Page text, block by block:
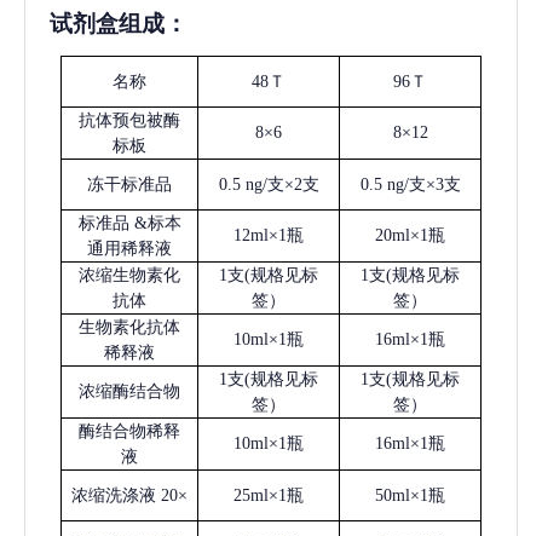
试剂盒组成：
名称 48Ｔ 96Ｔ
抗体预包被酶
标板
8×6 8×12
冻干标准品 0.5 ng/支×2支 0.5 ng/支×3支
标准品 &标本
通用稀释液
12ml×1瓶 20ml×1瓶
浓缩生物素化
抗体
1支(规格见标
签）
1支(规格见标
签）
生物素化抗体
稀释液
10ml×1瓶 16ml×1瓶
浓缩酶结合物
1支(规格见标
签）
1支(规格见标
签）
酶结合物稀释
液
10ml×1瓶 16ml×1瓶
浓缩洗涤液 20× 25ml×1瓶 50ml×1瓶